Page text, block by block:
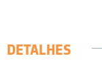
DETALHES